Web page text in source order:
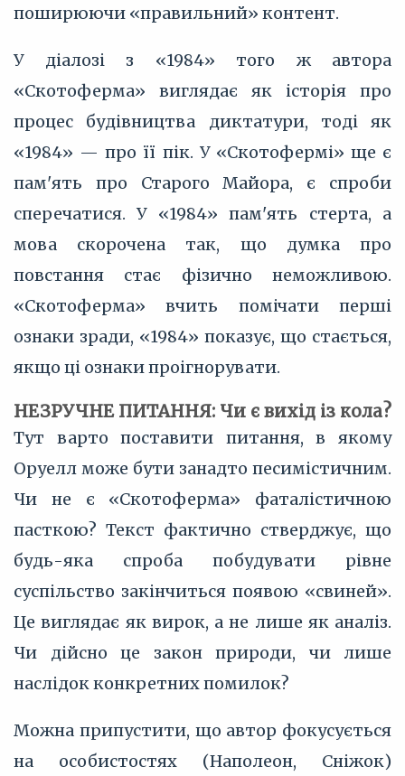
поширюючи «правильний» контент.
У діалозі з «1984» того ж автора
«Скотоферма» виглядає як історія про
процес будівництва диктатури, тоді як
«1984» — про її пік. У «Скотофермі» ще є
пам'ять про Старого Майора, є спроби
сперечатися. У «1984» пам'ять стерта, а
мова скорочена так, що думка про
повстання стає фізично неможливою.
«Скотоферма» вчить помічати перші
ознаки зради, «1984» показує, що стається,
якщо ці ознаки проігнорувати.
НЕЗРУЧНЕ ПИТАННЯ: Чи є вихід із кола?
Тут варто поставити питання, в якому
Оруелл може бути занадто песимістичним.
Чи не є «Скотоферма» фаталістичною
пасткою? Текст фактично стверджує, що
будь-яка спроба побудувати рівне
суспільство закінчиться появою «свиней».
Це виглядає як вирок, а не лише як аналіз.
Чи дійсно це закон природи, чи лише
наслідок конкретних помилок?
Можна припустити, що автор фокусується
на особистостях (Наполеон, Сніжок)